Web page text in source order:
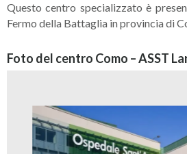
Questo centro specializzato è
Fermo della Battaglia in provincia di
Foto del centro Como – ASST